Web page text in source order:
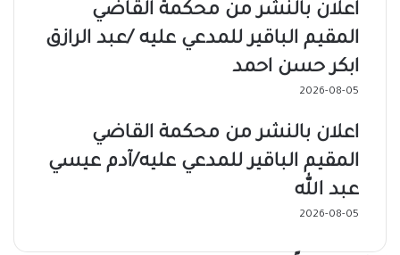
اعلان بالنشر من محكمة القاضي
المقيم الباقير للمدعي عليه /عبد الرازق
ابكر حسن احمد
2026-08-05
اعلان بالنشر من محكمة القاضي
المقيم الباقير للمدعي عليه/آدم عيسي
عبد الله
2026-08-05